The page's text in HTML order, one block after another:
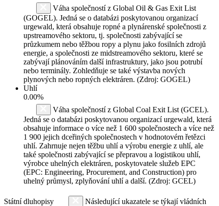
Váha společností z Global Oil & Gas Exit List
(GOGEL). Jedná se o databázi poskytovanou organizací
urgewald, která obsahuje ropné a plynárenské společnosti z
upstreamového sektoru, tj. společnosti zabývající se
průzkumem nebo těžbou ropy a plynu jako fosilních zdrojů
energie, a společnosti ze midstreamového sektoru, které se
zabývají plánováním další infrastruktury, jako jsou potrubí
nebo terminály. Zohledňuje se také výstavba nových
plynových nebo ropných elektráren. (Zdroj: GOGEL)
Uhlí
0.00%
Váha společností z Global Coal Exit List (GCEL).
Jedná se o databázi poskytovanou organizací urgewald, která
obsahuje informace o více než 1 600 společnostech a více než
1 900 jejich dceřiných společnostech v hodnotovém řetězci
uhlí. Zahrnuje nejen těžbu uhlí a výrobu energie z uhlí, ale
také společnosti zabývající se přepravou a logistikou uhlí,
výrobce uhelných elektráren, poskytovatele služeb EPC
(EPC: Engineering, Procurement, and Construction) pro
uhelný průmysl, zplyňování uhlí a další. (Zdroj: GCEL)
Státní dluhopisy
Následující ukazatele se týkají vládních